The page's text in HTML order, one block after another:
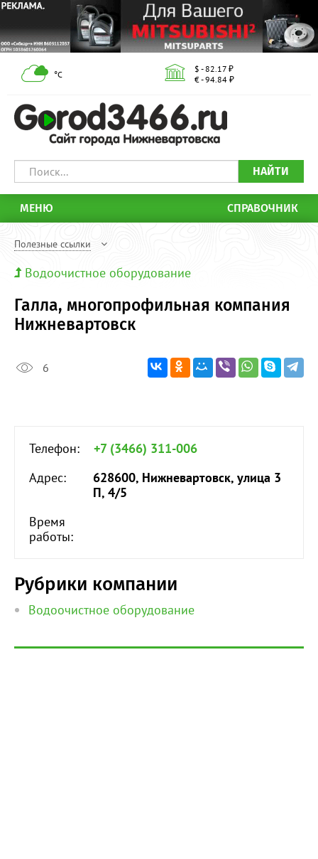
°С
$ - 82.17 ₽
€ - 94.84 ₽
НАЙТИ
МЕНЮ СПРАВОЧНИК
Полезные ссылки
Водоочистное оборудование
Галла, многопрофильная компания
Нижневартовск
6
Телефон:
+7 (3466) 311-006
Адрес:
628600, Нижневартовск, улица 3
П, 4/5
Время
работы:
Рубрики компании
Водоочистное оборудование